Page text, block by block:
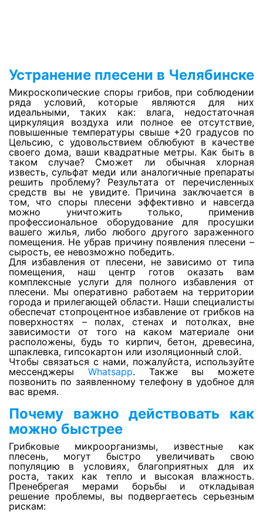
Просушка бассейнов
Просушка утеплителя фасада
Откачка воды с паркинга
Откачка воды с пола
Откачка воды с натяжных потолков
Просушка фальшполов
Просушка кварц-винила
Просушка утеплителя из стекловаты
Сушка ковролина
Сушка линолеума
Просушка стяжки и плиты перекрытия
Просушка деревянного пола
Устранение плесени в Челябинске
Микроскопические споры грибов, при соблюдении
ряда условий, которые являются для них
идеальными, таких как: влага, недостаточная
циркуляция воздуха или полное ее отсутствие,
повышенные температуры свыше +20 градусов по
Цельсию, с удовольствием облюбуют в качестве
своего дома, ваши квадратные метры. Как быть в
таком случае? Сможет ли обычная хлорная
известь, сульфат меди или аналогичные препараты
решить проблему? Результата от перечисленных
средств вы не увидите. Причина заключается в
том, что споры плесени эффективно и навсегда
можно уничтожить только, применив
профессиональное оборудование для просушки
вашего жилья, либо любого другого зараженного
помещения. Не убрав причину появления плесени –
сырость, ее невозможно победить.
Для избавления от плесени, не зависимо от типа
помещения, наш центр готов оказать вам
комплексные услуги для полного избавления от
плесени. Мы оперативно работаем на территории
города и прилегающей области. Наши специалисты
обеспечат стопроцентное избавление от грибков на
поверхностях – полах, стенах и потолках, вне
зависимости от того на каком материале они
расположены, будь то кирпич, бетон, древесина,
шпаклевка, гипсокартон или изоляционный слой.
Чтобы связаться с нами, пожалуйста, используйте
мессенджеры Whatsapp. Также вы можете
позвонить по заявленному телефону в удобное для
вас время.
Почему важно действовать как
можно быстрее
Грибковые микроорганизмы, известные как
плесень, могут быстро увеличивать свою
популяцию в условиях, благоприятных для их
роста, таких как тепло и высокая влажность.
Пренебрегая мерами борьбы и откладывая
решение проблемы, вы подвергаетесь серьезным
рискам: